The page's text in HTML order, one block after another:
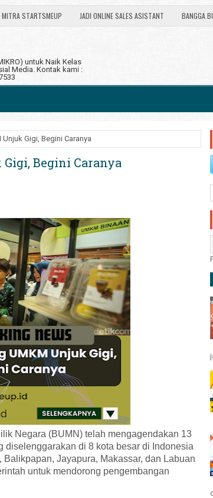
MITRA STARTSMEUP JADI ONLINE SALES ASISTANT BANGGA
untuk Naik Kelas
Media. Kontak kami :
Gigi, Begini Caranya
Begini Caranya
Negara (BUMN) telah mengagendakan 13
diselenggarakan di 8 kota besar di Indonesia
Jayapura, Makassar, dan Labuan
untuk mendorong pengembangan